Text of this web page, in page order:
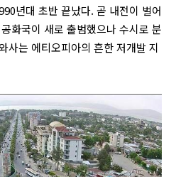
년대 초반 끝났다. 곧 내전이 벌어
화국이 새로 출범했으나 수시로 분
사는 에티오피아의 흔한 저개발 지